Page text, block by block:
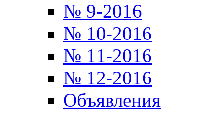
№ 9-2016
№ 10-2016
№ 11-2016
№ 12-2016
Объявления